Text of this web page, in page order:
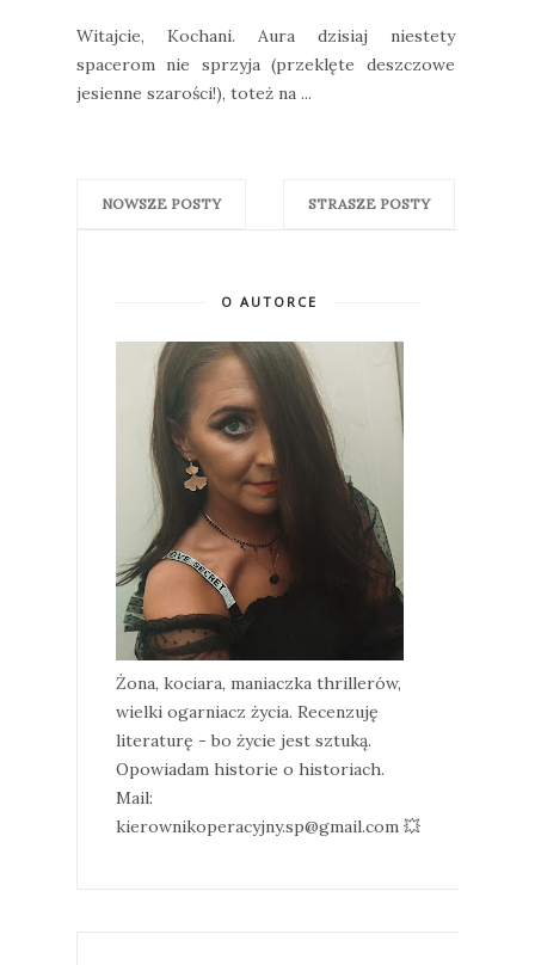
Witajcie, Kochani. Aura dzisiaj niestety
spacerom nie sprzyja (przeklęte deszczowe
jesienne szarości!), toteż na ...
NOWSZE POSTY STRASZE POSTY
O AUTORCE
Żona, kociara, maniaczka thrillerów,
wielki ogarniacz życia. Recenzuję
literaturę - bo życie jest sztuką.
Opowiadam historie o historiach.
Mail:
kierownikoperacyjny.sp@gmail.com 💥